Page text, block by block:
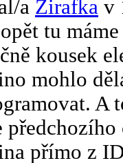
a Žirafka v
tu
kousek
mohlo
A
přímo z